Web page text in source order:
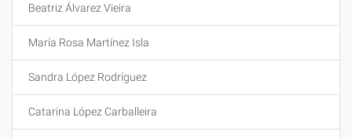
Beatriz Álvarez Vieira
María Rosa Martínez Isla
Sandra López Rodríguez
Catarina López Carballeira